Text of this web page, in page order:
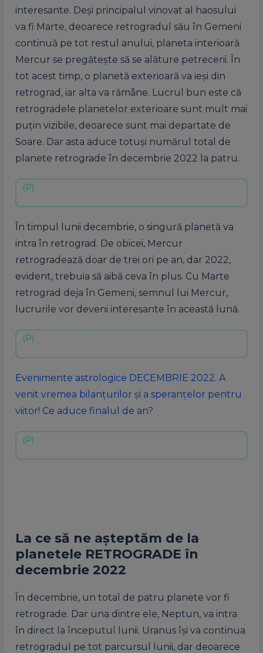
interesante. Deși principalul vinovat al haosului
va fi Marte, deoarece retrogradul său în Gemeni
continuă pe tot restul anului, planeta interioară
Mercur se pregătește să se alăture petrecerii. În
tot acest timp, o planetă exterioară va ieși din
retrograd, iar alta va rămâne. Lucrul bun este că
retrogradele planetelor exterioare sunt mult mai
puțin vizibile, deoarece sunt mai departate de
Soare. Dar asta aduce totuși numărul total de
planete retrograde în decembrie 2022 la patru.
În timpul lunii decembrie, o singură planetă va
intra în retrograd. De obicei, Mercur
retrogradează doar de trei ori pe an, dar 2022,
evident, trebuia să aibă ceva în plus. Cu Marte
retrograd deja în Gemeni, semnul lui Mercur,
lucrurile vor deveni interesante în această lună.
Evenimente astrologice DECEMBRIE 2022. A
venit vremea bilanțurilor și a speranțelor pentru
viitor! Ce aduce finalul de an?
La ce să ne așteptăm de la
planetele RETROGRADE în
decembrie 2022
În decembrie, un total de patru planete vor fi
retrograde. Dar una dintre ele, Neptun, va intra
în direct la începutul lunii. Uranus își va continua
retrogradul pe tot parcursul lunii, dar deoarece